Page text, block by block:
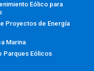
Eólico para
Proyectos de Energía
Marina
Parques Eólicos